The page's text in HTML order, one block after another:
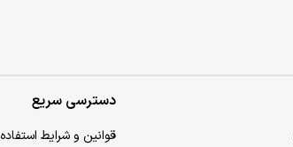
دسترسی سریع
قوانین و شرایط استفاده